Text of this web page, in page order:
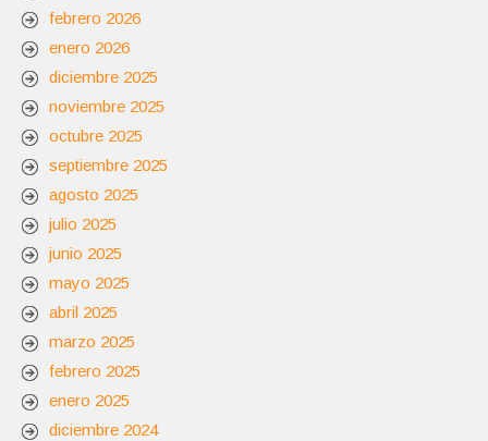
febrero 2026
enero 2026
diciembre 2025
noviembre 2025
octubre 2025
septiembre 2025
agosto 2025
julio 2025
junio 2025
mayo 2025
abril 2025
marzo 2025
febrero 2025
enero 2025
diciembre 2024